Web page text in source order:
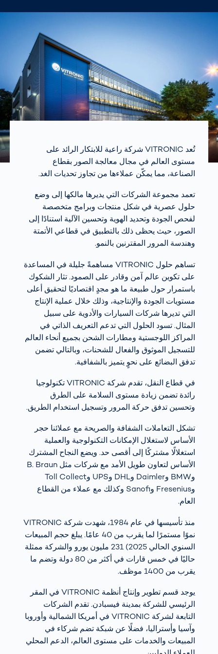
تُعد VITRONIC شركة راعية للابتكار الرائد على
مستوى العالم في مجال معالجة الصور بقطاع
الصناعة، مما يمكّن عملاءها من تجاوز تحديات الغد.
تعمد مجموعة الشركات التي يديرها مالكها إلى وضع
حلول عصرية في شكل منتجات وبرامج متخصصة
لفحص الجودة وتحديد الهوية وتحسين الآلية استنادًا إلى
الصور، حيث يحظى ذلك بالتطبيق في قطاعي الأتمتة
وهندسة المرور المقترنين بالنمو.
تساهم حلول VITRONIC مساهمةً جليلة في المساعدة
على تكوين عالم آمن وقادر على الصمود. تثار الشكوك
باستمرار حول طبيعة ما هو مجدٍ اقتصاديًا لتحقيق أعلى
مستويات الجودة والإنتاجية، وذلك خلال عملية الإنتاج
التي تديرها شركات السيارات والأدوية على سبيل
المثال. تسود الحلول التي تدعم التعريف الذاتي في
المراكز اللوجستية ومطارات الشحن بجميع أنحاء العالم
للتسجيل الموثوق والفعال للشحنات، وبالتالي تضمن
تدفق البضائع على نحوٍ يتميز بالشفافية.
في قطاع النقل، تقدم شركة VITRONIC تكنولوجيا
رائدة تضمن زيادة مستوى السلامة على الطرق
وتحسين تدفق حركة المرور وتسجيل استخدام الطريق.
تشكل التعاملات الشفافة والصريحة مع عملائنا حجر
الأساس لاستغلال الإمكانات التكنولوجية والعملية
استغلالًا مشتركًا إلى أقصى حد. ويضع النجاح المشترك
الأساس لتعاون طويل الأمد مع شركات مثل B. Braun
وBMW وDaimler وDHL وUPS وToll Collect
وFresenius وSanofi وكذلك مع عملاء من القطاع
العام.
منذ تأسيسها في عام 1984، شهدت شركة VITRONIC
نموًا مستمرًا لما يقرب من 40 عامًا. يبلغ حجم المبيعات
السنوي الحالي 2025) 231 مليون يورو والشركة ممثلة
حاليًا في خمس قارات في أكثر من 80 دولة وتضم ما
يقرب من 1400 موظف.
يوجد قسم تطوير وإنتاج أنظمة VITRONIC في المقر
الرئيسي للشركة بمدينة فيسبادن. تقدم الشركات
التابعة لشركة VITRONIC في أمريكا الشمالية وأوروبا
وآسيا وأستراليا، فضلًا عن شبكة تضم شركاء في
المبيعات والخدمات على مستوى العالم، الدعم المحلي